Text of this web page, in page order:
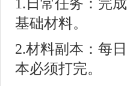
1.日常任务：完
基础材料。
2.材料副本：每
本必须打完。